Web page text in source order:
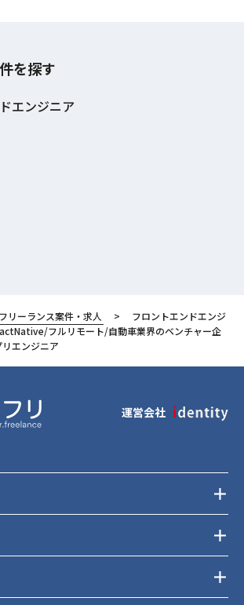
を探す
エンジニア
フリーランス案件・求人
フロントエンドエンジ
フルリモート/自動車業界のベンチャー企
エンジニア
運営会社